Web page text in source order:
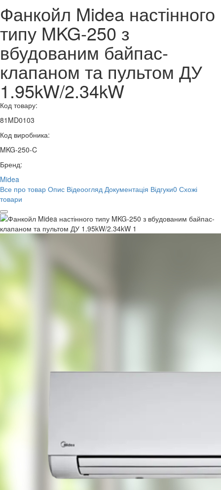
Фанкойл Midea настінного
типу MKG-250 з
вбудованим байпас-
клапаном та пультом ДУ
1.95kW/2.34kW
Код товару:
81MD0103
Код виробника:
MKG-250-C
Бренд:
Midea
Все про товар Опис Відеоогляд Документація Відгуки0 Схожі
товари